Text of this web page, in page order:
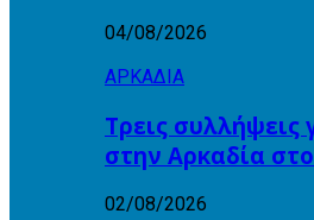
04/08/2026
ΑΡΚΑΔΙΑ
Τρεις συλλήψεις
στην Αρκαδία
02/08/2026